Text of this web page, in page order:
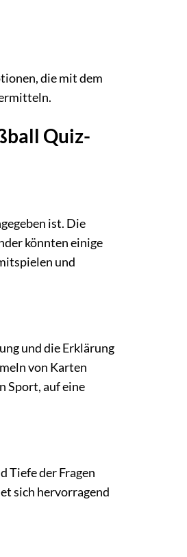
die mit dem
Quiz-
ist. Die
könnten einige
und
und die Erklärung
von Karten
Sport, auf eine
Tiefe der Fragen
sich hervorragend